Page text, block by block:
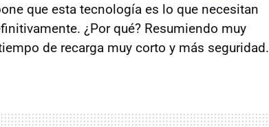
que esta tecnología es lo que necesitan
¿Por qué? Resumiendo muy
de recarga muy corto y más seguridad.